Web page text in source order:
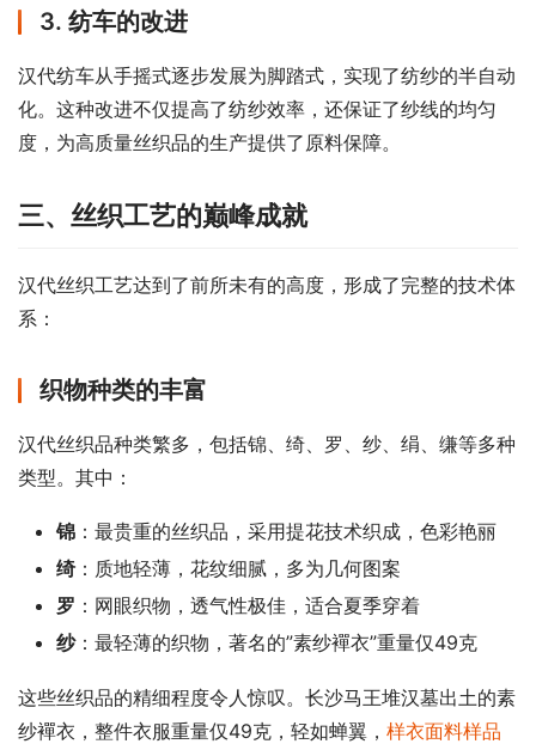
3. 纺车的改进
汉代纺车从手摇式逐步发展为脚踏式，实现了纺纱的半自动
化。这种改进不仅提高了纺纱效率，还保证了纱线的均匀
度，为高质量丝织品的生产提供了原料保障。
三、丝织工艺的巅峰成就
汉代丝织工艺达到了前所未有的高度，形成了完整的技术体
系：
织物种类的丰富
汉代丝织品种类繁多，包括锦、绮、罗、纱、绢、缣等多种
类型。其中：
锦 ：最贵重的丝织品，采用提花技术织成，色彩艳丽
绮：质地轻薄，花纹细腻，多为几何图案
罗 ：网眼织物，透气性极佳，适合夏季穿着
纱：最轻薄的织物，著名的”素纱襌衣”重量仅49克
这些丝织品的精细程度令人惊叹。长沙马王堆汉墓出土的素
纱襌衣，整件衣服重量仅49克，轻如蝉翼， 样衣面料样品